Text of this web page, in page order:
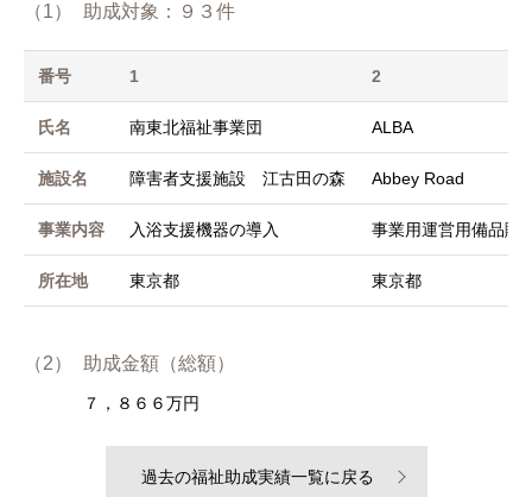
（1） 助成対象：９３件
番号
氏名
施設名
事業内容
所在地
1
南東北福祉事業団
障害者支援施設 江古田の森
入浴支援機器の導入
東京都
2
ALBA
Abbey Road
事業用運営用備品購
東京都
（2） 助成金額（総額）
７，８６６万円
過去の福祉助成実績一覧に戻る